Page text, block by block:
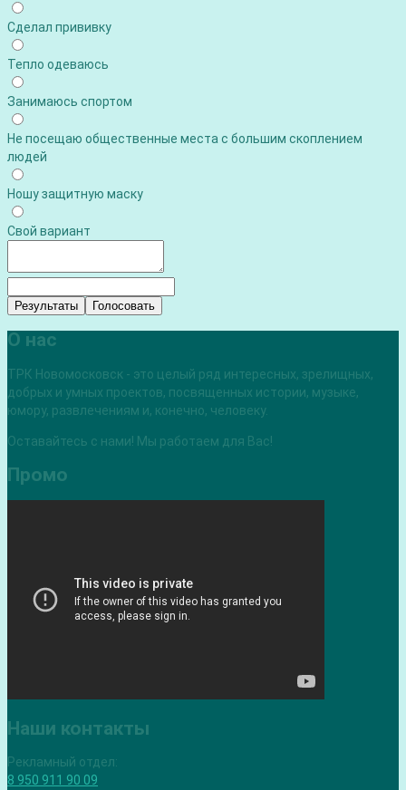
Сделал прививку
Тепло одеваюсь
Занимаюсь спортом
Не посещаю общественные места с большим скоплением
людей
Ношу защитную маску
Свой вариант
Результаты Голосовать
О нас
ТРК Новомосковск - это целый ряд интересных, зрелищных,
добрых и умных проектов, посвященных истории, музыке,
юмору, развлечениям и, конечно, человеку.
Оставайтесь с нами! Мы работаем для Вас!
Промо
Наши контакты
Рекламный отдел:
8 950 911 90 09